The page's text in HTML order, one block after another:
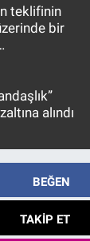
teklifinin
bir
alındı
BEĞEN
TAKIP ET